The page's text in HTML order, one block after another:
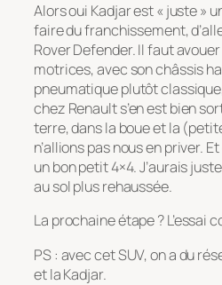
Alors oui Kadjar est « juste »
faire du franchissement,
Rover Defender. Il faut avouer
motrices, avec son châssis
pneumatique plutôt
chez Renault s’en est bien
terre, dans la boue et la
n’allions pas nous en priver.
un bon petit 4×4. J’aurais
au sol plus rehaussée.
La prochaine étape ? L’essai
PS : avec cet SUV, on a du
et la Kadjar.